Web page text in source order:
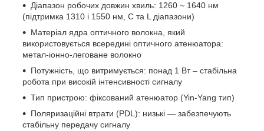
Діапазон робочих довжин хвиль: 1260 ~ 1640 нм
(підтримка 1310 і 1550 нм, C та L діапазони)
Матеріал ядра оптичного волокна, який
використовується всередині оптичного атенюатора:
метал-іонно-леговане волокно
Потужність, що витримується: понад 1 Вт – стабільна
робота при високій інтенсивності сигналу
Тип пристрою: фіксований атенюатор (Yin-Yang тип)
Поляризаційні втрати (PDL): низькі — забезпечують
стабільну передачу сигналу